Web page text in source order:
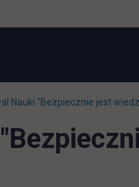
Nauki "Bezpiecznie jest